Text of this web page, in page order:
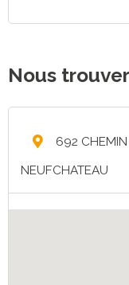
Nous trouver
692
NEUFCHATEAU